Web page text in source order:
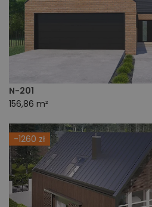
N-201
156,86 m²
-1260 zł